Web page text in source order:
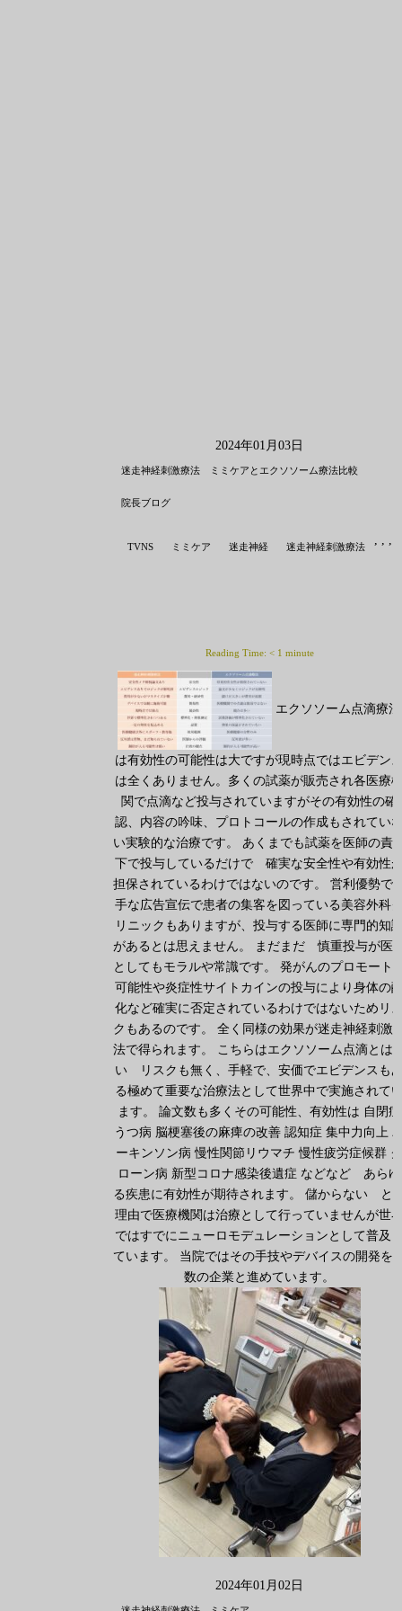
2024年01月03日
迷走神経刺激療法 ミミケアとエクソソーム療法比較
院長ブログ
TVNS ,
ミミケア ,
迷走神経 ,
迷走神経刺激療法
Reading Time: < 1 minute
エクソソーム点滴療法
は有効性の可能性は大ですが現時点ではエビデン
は全くありません。多くの試薬が販売され各医療
関で点滴など投与されていますがその有効性の確
認、内容の吟味、プロトコールの作成もされてい
い実験的な治療です。 あくまでも試薬を医師の責
下で投与しているだけで 確実な安全性や有効性
担保されているわけではないのです。 営利優勢で
手な広告宣伝で患者の集客を図っている美容外科
リニックもありますが、投与する医師に専門的知
があるとは思えません。 まだまだ 慎重投与が医
としてもモラルや常識です。 発がんのプロモート
可能性や炎症性サイトカインの投与により身体の
化など確実に否定されているわけではないためリ
クもあるのです。 全く同様の効果が迷走神経刺激
法で得られます。 こちらはエクソソーム点滴とは
い リスクも無く、手軽で、安価でエビデンスも
る極めて重要な治療法として世界中で実施されて
ます。 論文数も多くその可能性、有効性は 自閉症
うつ病 脳梗塞後の麻痺の改善 認知症 集中力向上
ーキンソン病 慢性関節リウマチ 慢性疲労症候群 ク
ローン病 新型コロナ感染後遺症 などなど あらゆ
る疾患に有効性が期待されます。 儲からない と
理由で医療機関は治療として行っていませんが世
ではすでにニューロモデュレーションとして普及
ています。 当院ではその手技やデバイスの開発を
数の企業と進めています。
2024年01月02日